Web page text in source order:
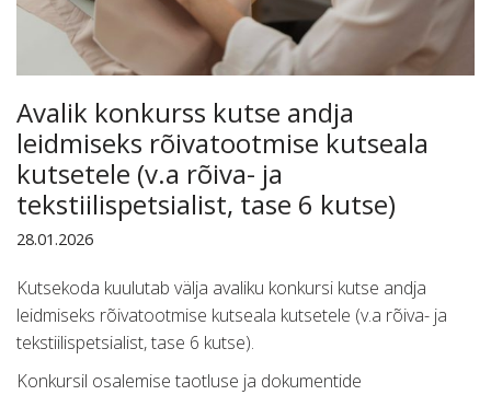
Avalik konkurss kutse andja
leidmiseks rõivatootmise kutseala
kutsetele (v.a rõiva- ja
tekstiilispetsialist, tase 6 kutse)
28.01.2026
Kutsekoda kuulutab välja avaliku konkursi kutse andja
leidmiseks rõivatootmise kutseala kutsetele (v.a rõiva- ja
tekstiilispetsialist, tase 6 kutse).
Konkursil osalemise taotluse ja dokumentide